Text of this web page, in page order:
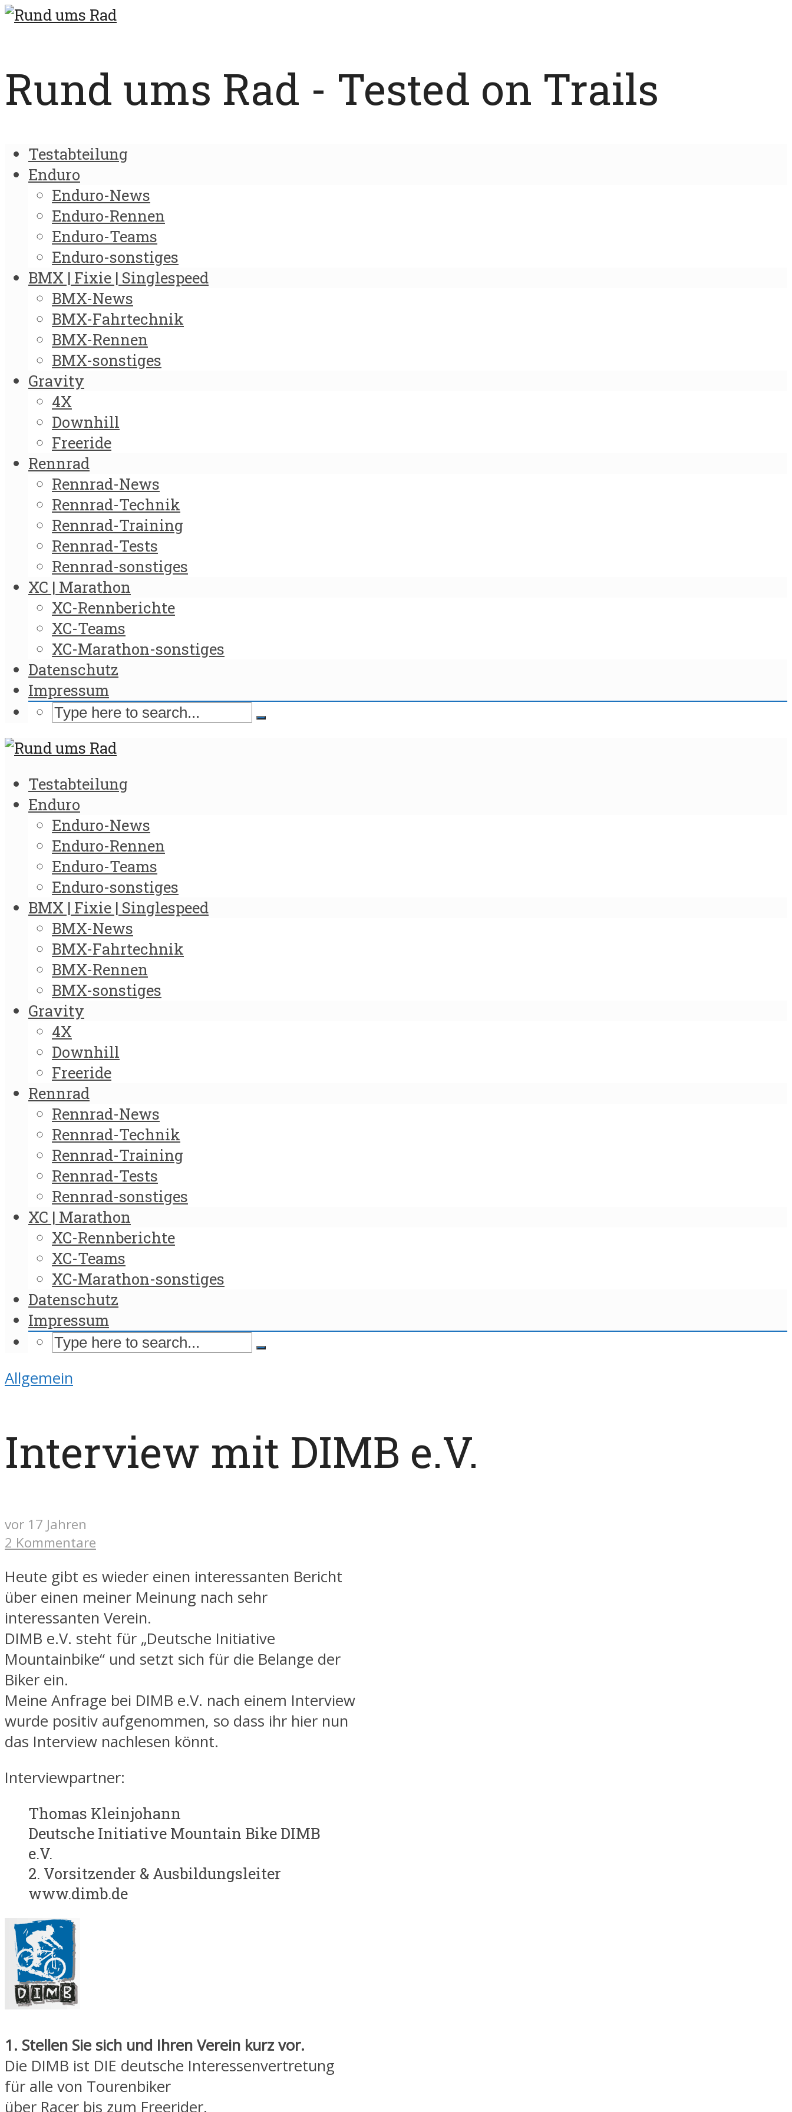
Rund ums Rad - Tested on Trails
Testabteilung
Enduro
Enduro-News
Enduro-Rennen
Enduro-Teams
Enduro-sonstiges
BMX | Fixie | Singlespeed
BMX-News
BMX-Fahrtechnik
BMX-Rennen
BMX-sonstiges
Gravity
4X
Downhill
Freeride
Rennrad
Rennrad-News
Rennrad-Technik
Rennrad-Training
Rennrad-Tests
Rennrad-sonstiges
XC | Marathon
XC-Rennberichte
XC-Teams
XC-Marathon-sonstiges
Datenschutz
Impressum
Testabteilung
Enduro
Enduro-News
Enduro-Rennen
Enduro-Teams
Enduro-sonstiges
BMX | Fixie | Singlespeed
BMX-News
BMX-Fahrtechnik
BMX-Rennen
BMX-sonstiges
Gravity
4X
Downhill
Freeride
Rennrad
Rennrad-News
Rennrad-Technik
Rennrad-Training
Rennrad-Tests
Rennrad-sonstiges
XC | Marathon
XC-Rennberichte
XC-Teams
XC-Marathon-sonstiges
Datenschutz
Impressum
Allgemein
Interview mit DIMB e.V.
vor 17 Jahren
2 Kommentare
Heute gibt es wieder einen interessanten Bericht
über einen meiner Meinung nach sehr
interessanten Verein.
DIMB e.V. steht für „Deutsche Initiative
Mountainbike“ und setzt sich für die Belange der
Biker ein.
Meine Anfrage bei DIMB e.V. nach einem Interview
wurde positiv aufgenommen, so dass ihr hier nun
das Interview nachlesen könnt.
Interviewpartner:
Thomas Kleinjohann
Deutsche Initiative Mountain Bike DIMB
e.V.
2. Vorsitzender & Ausbildungsleiter
www.dimb.de
1. Stellen Sie sich und Ihren Verein kurz vor.
Die DIMB ist DIE deutsche Interessenvertretung
für alle von Tourenbiker
über Racer bis zum Freerider.